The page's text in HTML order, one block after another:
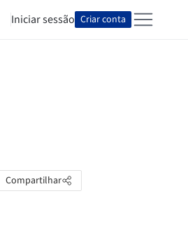
Iniciar sessão Criar conta
Compartilhar